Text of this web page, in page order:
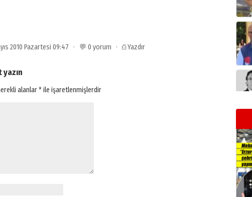
2010 Pazartesi 09:47 · 💬 0 yorum · ⎙ Yazdır
yazın
alanlar*ile işaretlenmişlerdir